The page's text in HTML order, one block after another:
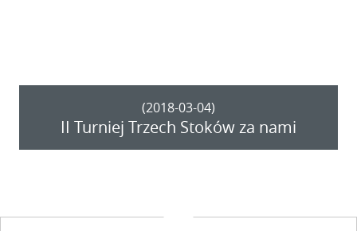
(2018-03-04)
II Turniej Trzech Stoków za nami